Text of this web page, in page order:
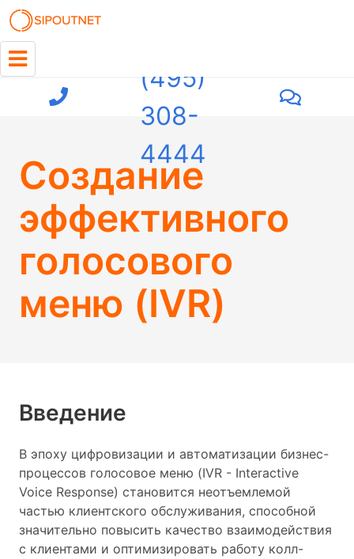
(495)
308-
4444
Создание
эффективного
голосового
меню (IVR)
Введение
В эпоху цифровизации и автоматизации бизнес-
процессов голосовое меню (IVR - Interactive
Voice Response) становится неотъемлемой
частью клиентского обслуживания, способной
значительно повысить качество взаимодействия
с клиентами и оптимизировать работу колл-